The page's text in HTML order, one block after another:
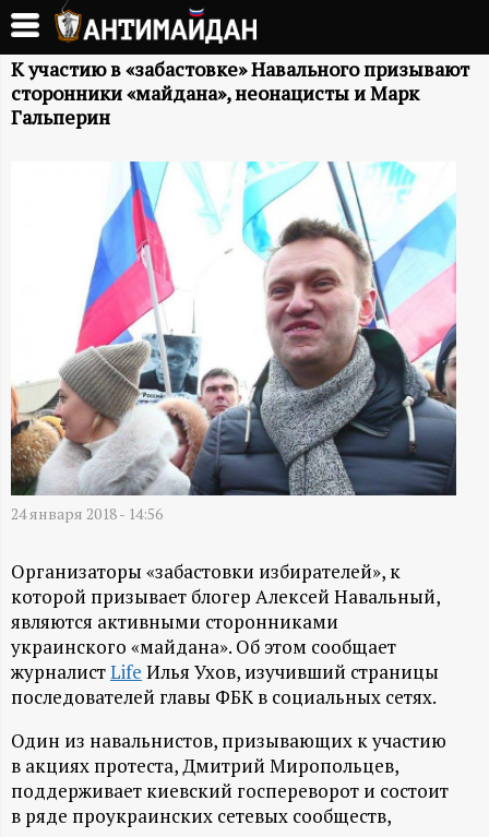
Перейти
основному
содержанию
А
Н
Й
Д
А
-
и
н
ф
о
К участию в «забастовке» Навального призывают
сторонники «майдана», неонацисты и Марк
Гальперин
24 января 2018 - 14:56
Организаторы «забастовки избирателей», к
которой призывает блогер Алексей Навальный,
являются активными сторонниками
украинского «майдана». Об этом сообщает
журналистLife Илья Ухов, изучивший страницы
последователей главы ФБК в социальных сетях.
Один из навальнистов, призывающих к участию
в акциях протеста, Дмитрий Миропольцев,
поддерживает киевский госпереворот и состоит
в ряде проукраинских сетевых сообществ,